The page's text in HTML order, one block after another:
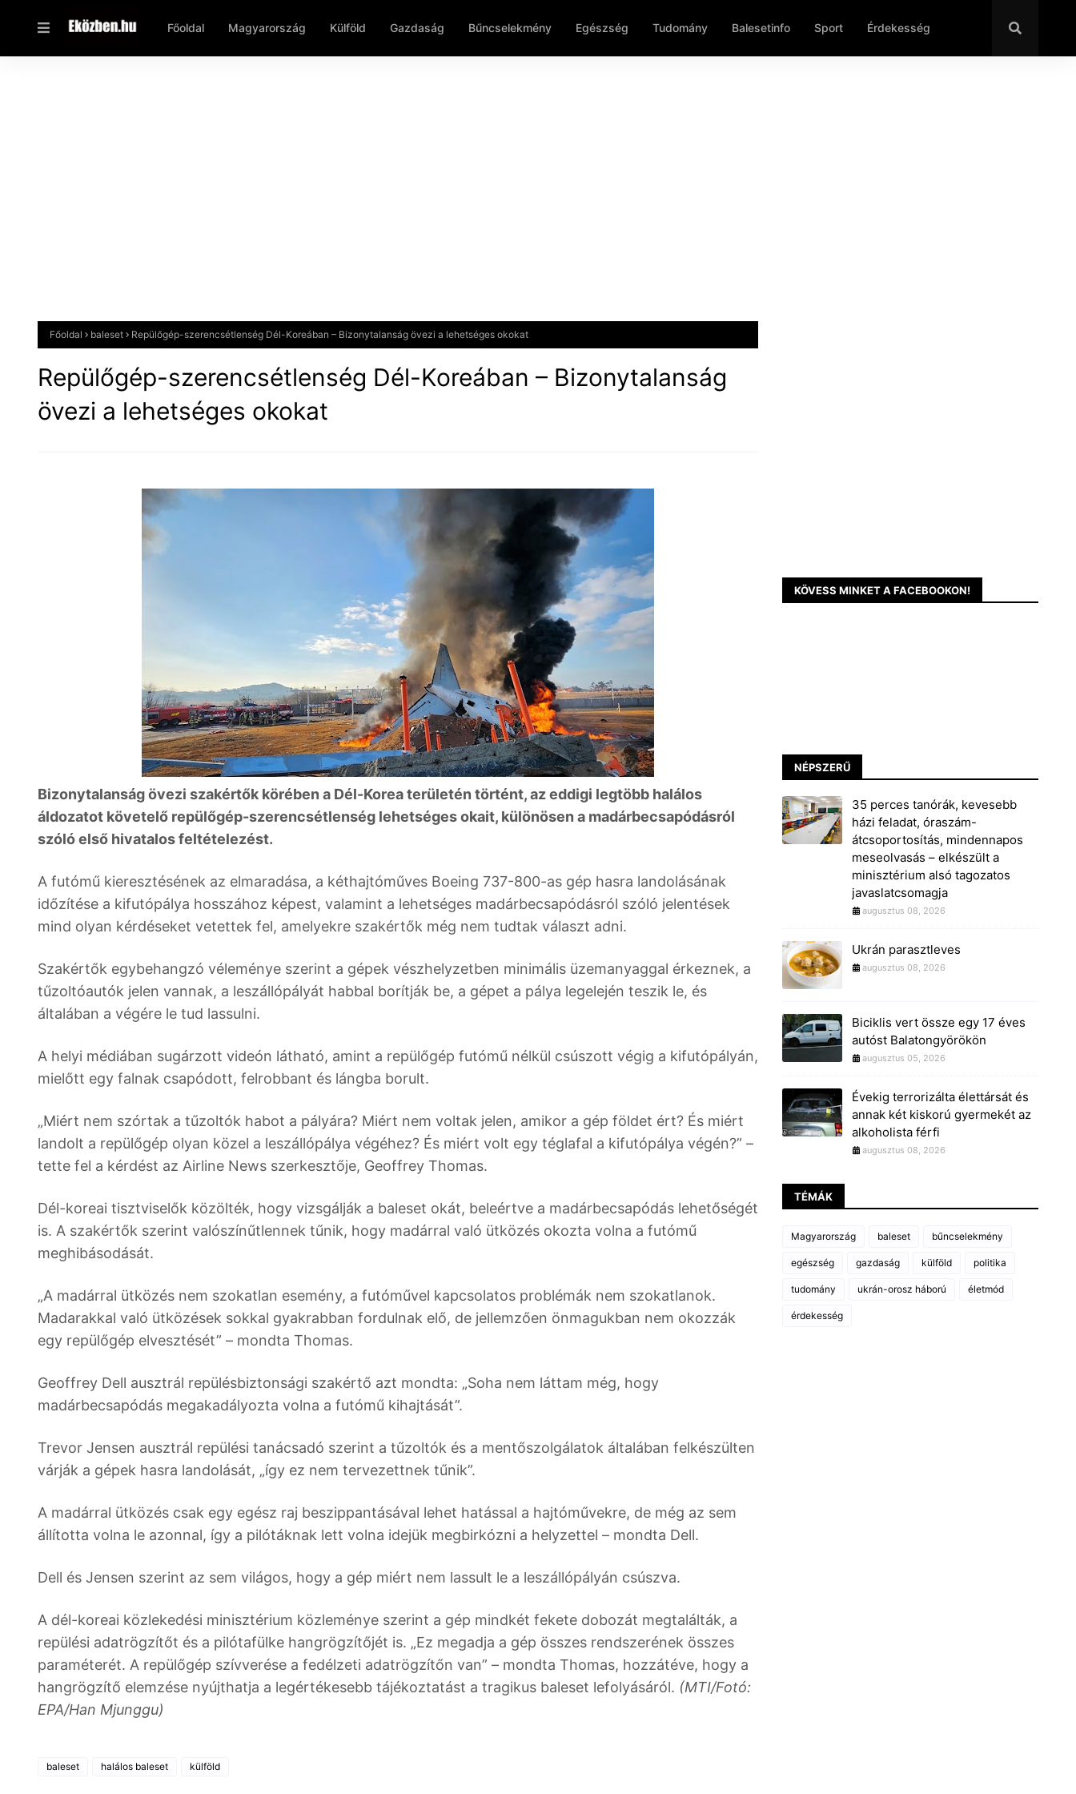
Főoldal Magyarország Külföld Gazdaság Bűncselekmény Egészség Tudomány Balesetinfo Sport Érdekesség
Főoldal baleset Repülőgép-szerencsétlenség Dél-Koreában – Bizonytalanság övezi a lehetséges okokat
Repülőgép-szerencsétlenség Dél-Koreában – Bizonytalanság
övezi a lehetséges okokat
Bizonytalanság övezi szakértők körében a Dél-Korea területén történt, az eddigi legtöbb halálos
áldozatot követelő repülőgép-szerencsétlenség lehetséges okait, különösen a madárbecsapódásról
szóló első hivatalos feltételezést.
A futómű kieresztésének az elmaradása, a kéthajtóműves Boeing 737-800-as gép hasra landolásának
időzítése a kifutópálya hosszához képest, valamint a lehetséges madárbecsapódásról szóló jelentések
mind olyan kérdéseket vetettek fel, amelyekre szakértők még nem tudtak választ adni.
Szakértők egybehangzó véleménye szerint a gépek vészhelyzetben minimális üzemanyaggal érkeznek, a
tűzoltóautók jelen vannak, a leszállópályát habbal borítják be, a gépet a pálya legelején teszik le, és
általában a végére le tud lassulni.
A helyi médiában sugárzott videón látható, amint a repülőgép futómű nélkül csúszott végig a kifutópályán,
mielőtt egy falnak csapódott, felrobbant és lángba borult.
„Miért nem szórtak a tűzoltók habot a pályára? Miért nem voltak jelen, amikor a gép földet ért? És miért
landolt a repülőgép olyan közel a leszállópálya végéhez? És miért volt egy téglafal a kifutópálya végén?” –
tette fel a kérdést az Airline News szerkesztője, Geoffrey Thomas.
Dél-koreai tisztviselők közölték, hogy vizsgálják a baleset okát, beleértve a madárbecsapódás lehetőségét
is. A szakértők szerint valószínűtlennek tűnik, hogy madárral való ütközés okozta volna a futómű
meghibásodását.
„A madárral ütközés nem szokatlan esemény, a futóművel kapcsolatos problémák nem szokatlanok.
Madarakkal való ütközések sokkal gyakrabban fordulnak elő, de jellemzően önmagukban nem okozzák
egy repülőgép elvesztését” – mondta Thomas.
Geoffrey Dell ausztrál repülésbiztonsági szakértő azt mondta: „Soha nem láttam még, hogy
madárbecsapódás megakadályozta volna a futómű kihajtását”.
Trevor Jensen ausztrál repülési tanácsadó szerint a tűzoltók és a mentőszolgálatok általában felkészülten
várják a gépek hasra landolását, „így ez nem tervezettnek tűnik”.
A madárral ütközés csak egy egész raj beszippantásával lehet hatással a hajtóművekre, de még az sem
állította volna le azonnal, így a pilótáknak lett volna idejük megbirkózni a helyzettel – mondta Dell.
Dell és Jensen szerint az sem világos, hogy a gép miért nem lassult le a leszállópályán csúszva.
A dél-koreai közlekedési minisztérium közleménye szerint a gép mindkét fekete dobozát megtalálták, a
repülési adatrögzítőt és a pilótafülke hangrögzítőjét is. „Ez megadja a gép összes rendszerének összes
paraméterét. A repülőgép szívverése a fedélzeti adatrögzítőn van” – mondta Thomas, hozzátéve, hogy a
hangrögzítő elemzése nyújthatja a legértékesebb tájékoztatást a tragikus baleset lefolyásáról. (MTI/Fotó:
EPA/Han Mjunggu)
baleset halálos baleset külföld
KÖVESS MINKET A FACEBOOKON!
NÉPSZERŰ
35 perces tanórák, kevesebb
házi feladat, óraszám-
átcsoportosítás, mindennapos
meseolvasás – elkészült a
minisztérium alsó tagozatos
javaslatcsomagja
augusztus 08, 2026
Ukrán parasztleves
augusztus 08, 2026
Biciklis vert össze egy 17 éves
autóst Balatongyörökön
augusztus 05, 2026
Évekig terrorizálta élettársát és
annak két kiskorú gyermekét az
alkoholista férfi
augusztus 08, 2026
TÉMÁK
Magyarország baleset bűncselekmény
egészség gazdaság külföld politika
tudomány ukrán-orosz háború életmód
érdekesség